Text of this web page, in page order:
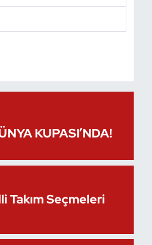
KUPASI’NDA!
Takım Seçmeleri